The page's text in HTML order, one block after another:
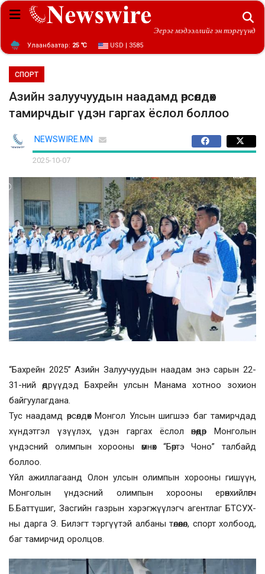
Эерэг мэдээллийг эн тэргүүнд
Улаанбаатар: 25 ℃ USD | 3585
СПОРТ
Азийн залуучуудын наадамд өрсөлдөх
тамирчдыг үдэн гаргах ёслол боллоо
NEWSWIRE.MN
2025-10-07
“Бахрейн 2025” Азийн Залуучуудын наадам энэ сарын 22-
31-ний өдрүүдэд Бахрейн улсын Манама хотноо зохион
байгуулагдана.
Тус наадамд өрсөлдөх Монгол Улсын шигшээ баг тамирчдад
хүндэтгэл үзүүлэх, үдэн гаргах ёслол өнөөдөр Монголын
үндэсний олимпын хорооны өмнөх “Бөртэ Чоно” талбайд
боллоо.
Үйл ажиллагаанд Олон улсын олимпын хорооны гишүүн,
Монголын үндэсний олимпын хорооны ерөнхийлөгч
Б.Баттүшиг, Засгийн газрын хэрэгжүүлэгч агентлаг БТСУХ-
ны дарга Э. Билэгт тэргүүтэй албаны төлөөлөл, спорт холбоод,
баг тамирчид оролцов.